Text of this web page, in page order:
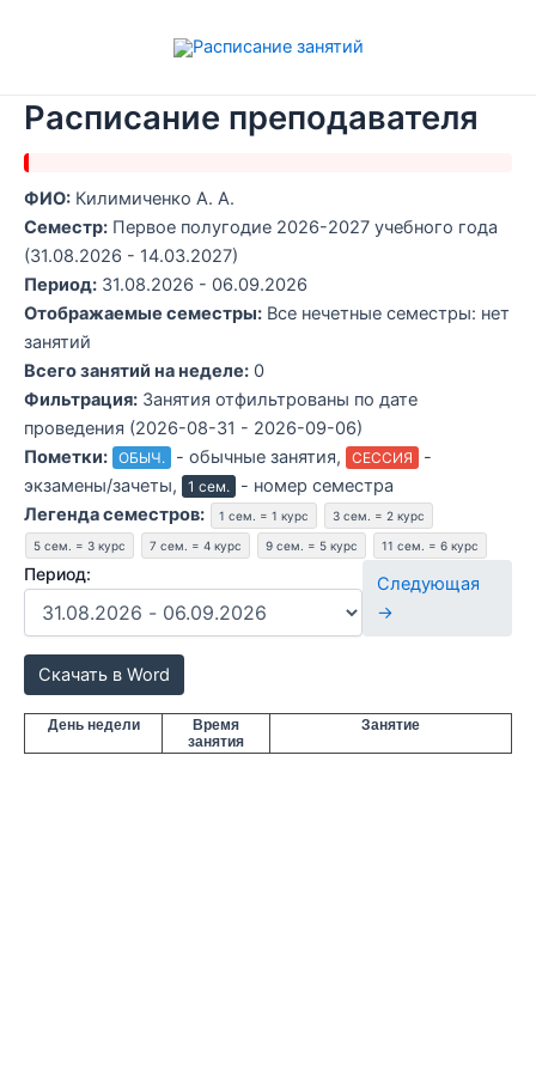
Расписание преподавателя
ФИО: Килимиченко А. А.
Семестр: Первое полугодие 2026-2027 учебного года
(31.08.2026 - 14.03.2027)
Период: 31.08.2026 - 06.09.2026
Отображаемые семестры: Все нечетные семестры: нет
занятий
Всего занятий на неделе: 0
Фильтрация: Занятия отфильтрованы по дате
проведения (2026-08-31 - 2026-09-06)
Пометки: ОБЫЧ. - обычные занятия, СЕССИЯ
-
экзамены/зачеты,
1 сем.
- номер семестра
Легенда семестров:
1 сем. = 1 курс 3 сем. = 2 курс
5 сем. = 3 курс 7 сем. = 4 курс 9 сем. = 5 курс 11 сем. = 6 курс
Период:
Следующая
→
Скачать в Word
День недели
Время
занятия
Занятие